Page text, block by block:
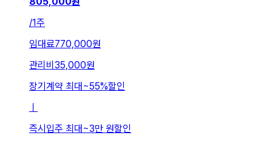
/1주
임대료770,000원
관리비 35,000원
장기계약 최대~55%할인
ㅣ
즉시입주 최대~3만 원할인